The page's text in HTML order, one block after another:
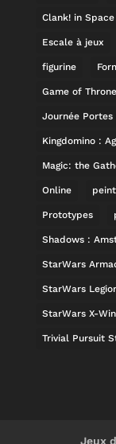
Clank! in Space
Escale à jeux
figurine
Game of
Journée Portes
Kingdomino :
Magic: the
Online
Prototypes
Shadows :
StarWars
StarWars
StarWars X-
Trivial Pursuit
Jeux